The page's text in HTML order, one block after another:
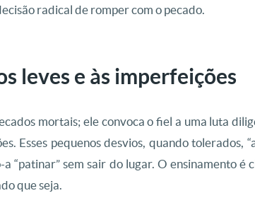
radical de romper com o pecado.
leves e às imperfeições
mortais; ele convoca o fiel a uma luta
Esses pequenos desvios, quando tolerados,
“patinar” sem sair do lugar. O ensinamento é
que seja.